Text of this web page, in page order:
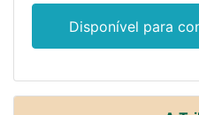
Disponível para